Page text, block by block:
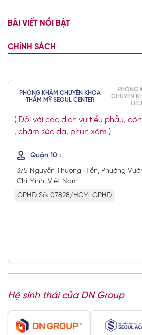
BÀI VIẾT NỔI BẬT
CHÍNH SÁCH
PHÒNG KHÁM CHUYÊN KHOA
THẨM MỸ SEOUL CENTER
PHÒNG
CHUYÊN
LIỄU
( Đối với các dịch vụ tiểu phẫu,
, chăm sóc da, phun xăm )
Quận 10 :
375 Nguyễn Thượng Hiền, Phường
Chí Minh, Việt Nam
GPHĐ Số: 07828/HCM-GPHĐ
Hệ sinh thái của DN Group